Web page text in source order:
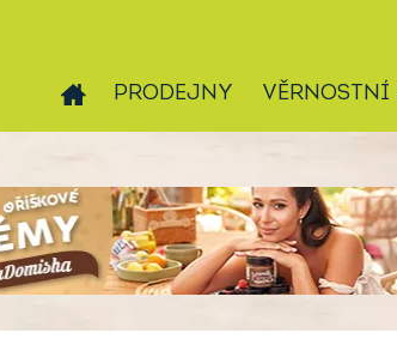
PRODEJNY VĚRNOSTNÍ